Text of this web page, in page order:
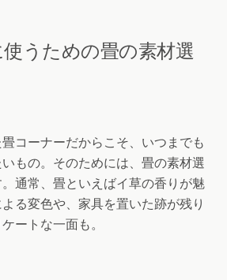
うための畳の素材選
コーナーだからこそ、いつまでも
もの。そのためには、畳の素材選
通常、畳といえばイ草の香りが魅
る変色や、家具を置いた跡が残り
ートな一面も。